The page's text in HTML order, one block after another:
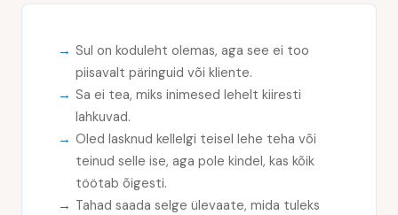
Sul on koduleht olemas, aga see ei too
piisavalt päringuid või kliente.
Sa ei tea, miks inimesed lehelt kiiresti
lahkuvad.
Oled lasknud kellelgi teisel lehe teha või
teinud selle ise, aga pole kindel, kas kõik
töötab õigesti.
Tahad saada selge ülevaate, mida tuleks